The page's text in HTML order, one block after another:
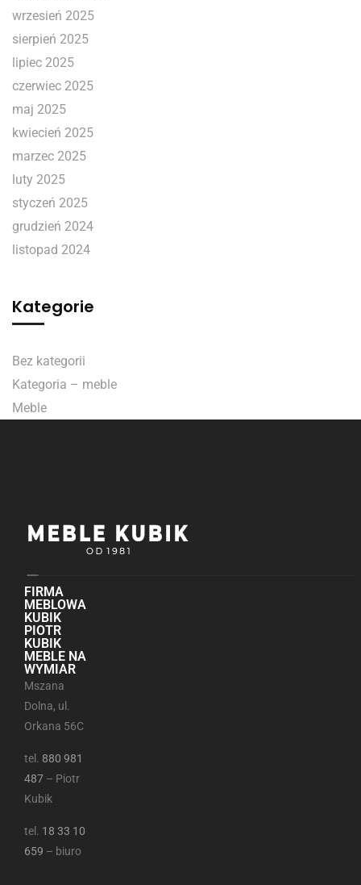
wrzesień 2025
sierpień 2025
lipiec 2025
czerwiec 2025
maj 2025
kwiecień 2025
marzec 2025
luty 2025
styczeń 2025
grudzień 2024
listopad 2024
Kategorie
Bez kategorii
Kategoria – meble
Meble
FIRMA
MEBLOWA
KUBIK
PIOTR
KUBIK
MEBLE NA
WYMIAR
Mszana
Dolna, ul.
Orkana 56C
tel. 880 981
487 – Piotr
Kubik
tel. 18 33 10
659 – biuro